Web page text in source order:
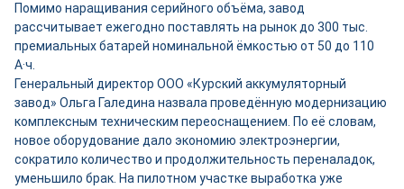
Помимо наращивания серийного объёма, завод
рассчитывает ежегодно поставлять на рынок до 300 тыс.
премиальных батарей номинальной ёмкостью от 50 до 110
А·ч.
Генеральный директор ООО «Курский аккумуляторный
завод» Ольга Галедина назвала проведённую модернизацию
комплексным техническим переоснащением. По её словам,
новое оборудование дало экономию электроэнергии,
сократило количество и продолжительность переналадок,
уменьшило брак. На пилотном участке выработка уже